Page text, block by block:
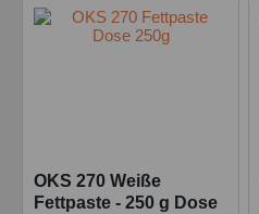
OKS 270 Weiße
Fettpaste - 250 g Dose